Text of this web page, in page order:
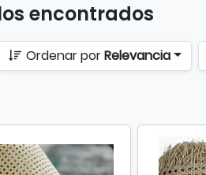
encontrados
Ordenar porRelevancia